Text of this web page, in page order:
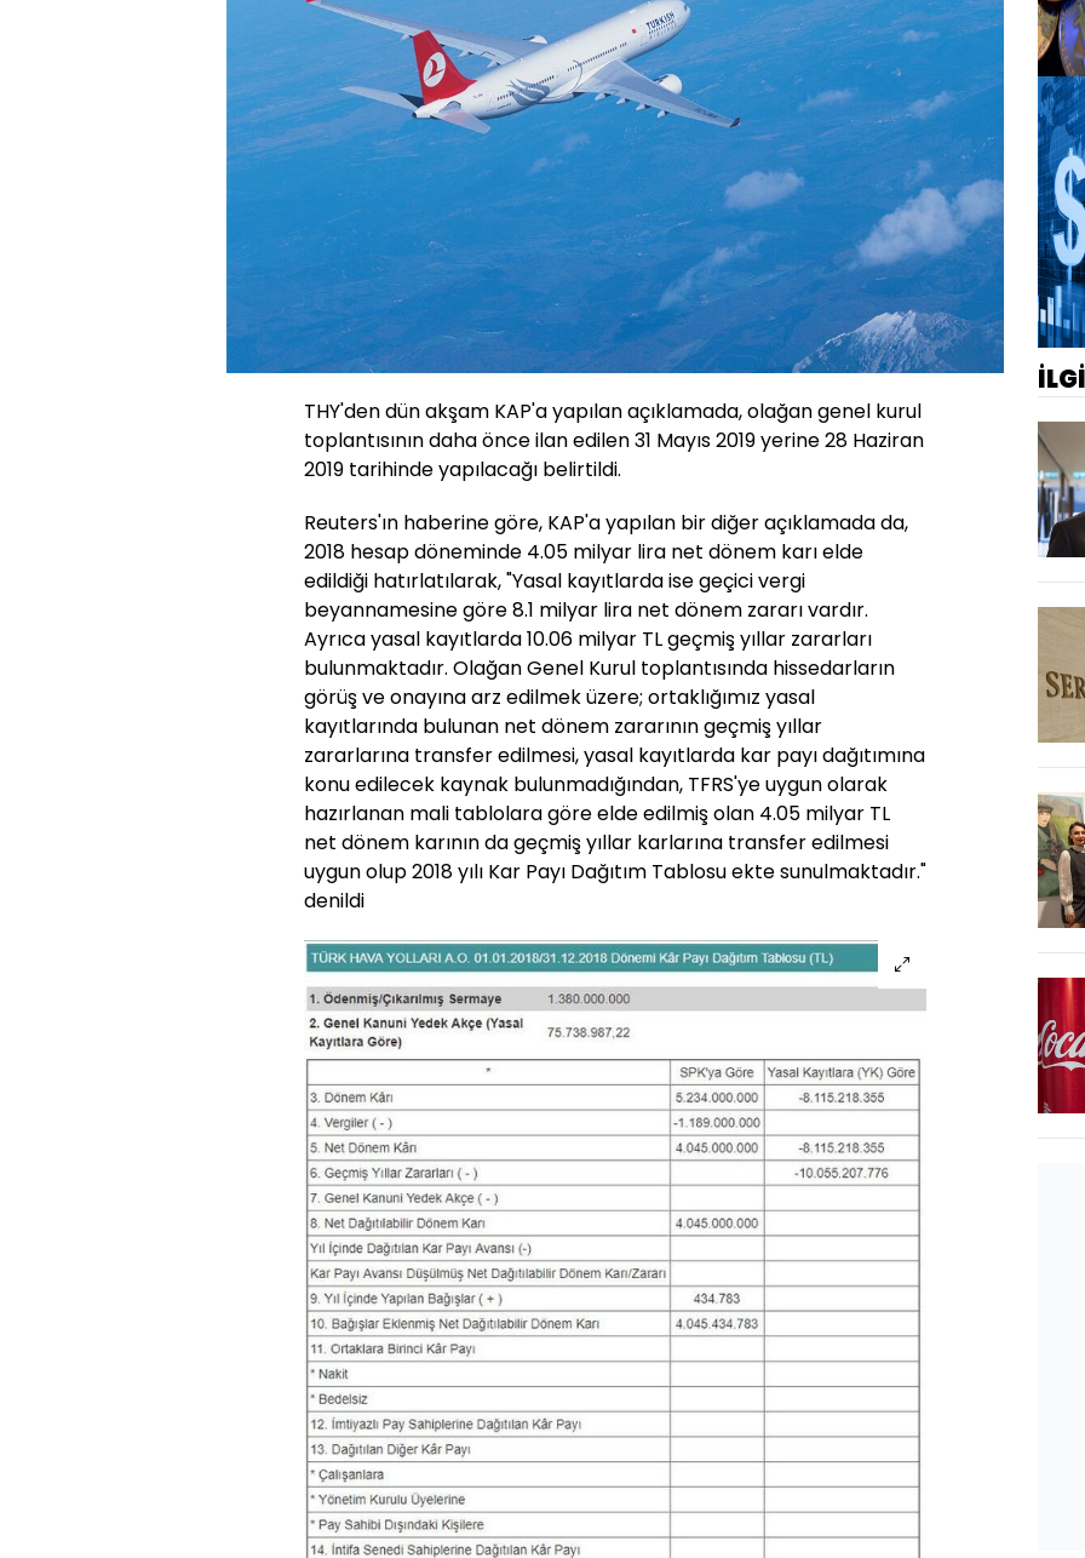
THY'den dün akşam KAP'a yapılan açıklamada, olağan genel kurul
toplantısının daha önce ilan edilen 31 Mayıs 2019 yerine 28 Haziran
2019 tarihinde yapılacağı belirtildi.
Reuters'ın haberine göre, KAP'a yapılan bir diğer açıklamada da,
2018 hesap döneminde 4.05 milyar lira net dönem karı elde
edildiği hatırlatılarak, "Yasal kayıtlarda ise geçici vergi
beyannamesine göre 8.1 milyar lira net dönem zararı vardır.
Ayrıca yasal kayıtlarda 10.06 milyar TL geçmiş yıllar zararları
bulunmaktadır. Olağan Genel Kurul toplantısında hissedarların
görüş ve onayına arz edilmek üzere; ortaklığımız yasal
kayıtlarında bulunan net dönem zararının geçmiş yıllar
zararlarına transfer edilmesi, yasal kayıtlarda kar payı dağıtımına
konu edilecek kaynak bulunmadığından, TFRS'ye uygun olarak
hazırlanan mali tablolara göre elde edilmiş olan 4.05 milyar TL
net dönem karının da geçmiş yıllar karlarına transfer edilmesi
uygun olup 2018 yılı Kar Payı Dağıtım Tablosu ekte sunulmaktadır."
denildi